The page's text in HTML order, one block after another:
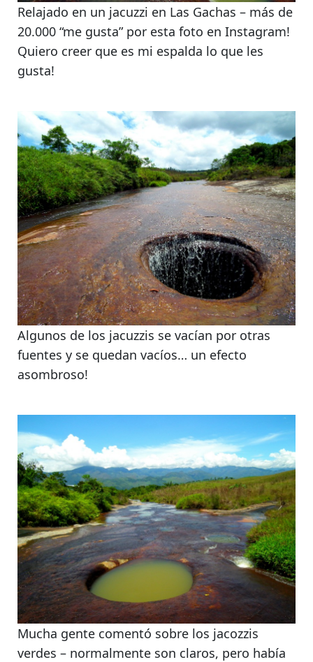
Relajado en un jacuzzi en Las Gachas – más de
20.000 “me gusta” por esta foto en Instagram!
Quiero creer que es mi espalda lo que les
gusta!
Algunos de los jacuzzis se vacían por otras
fuentes y se quedan vacíos… un efecto
asombroso!
Mucha gente comentó sobre los jacozzis
verdes – normalmente son claros, pero había